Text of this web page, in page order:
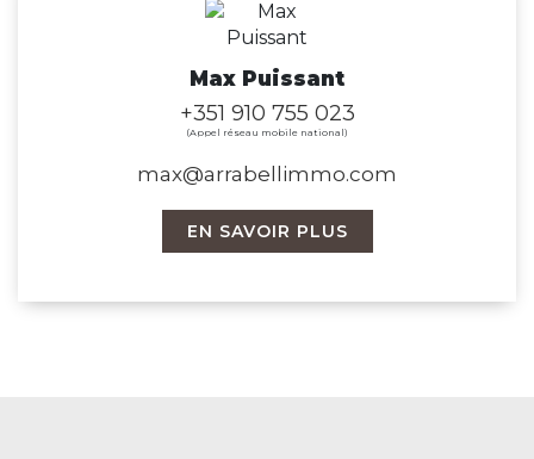
Max Puissant
+351 910 755 023
(Appel réseau mobile national)
max@arrabellimmo.com
EN SAVOIR PLUS